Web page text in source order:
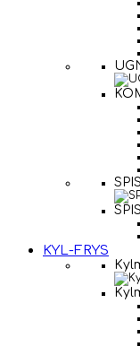
KYL-FRYS